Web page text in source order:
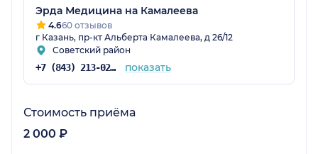
Эрда Медицина на Камалеева
4.660 отзывов
г Казань, пр-кт Альберта Камалеева, д 26/12
Советский район
+7 (843) 213-02-71 показать
Стоимость приёма
2 000 ₽